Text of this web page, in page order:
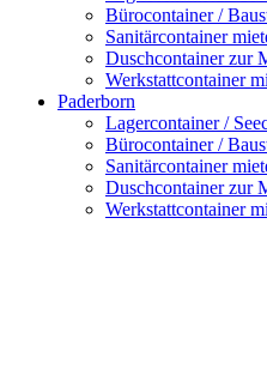
Bürocontainer /
Sanitärcontainer
Duschcontainer zur
Werkstattcontainer
Paderborn
Lagercontainer /
Bürocontainer /
Sanitärcontainer
Duschcontainer zur
Werkstattcontainer